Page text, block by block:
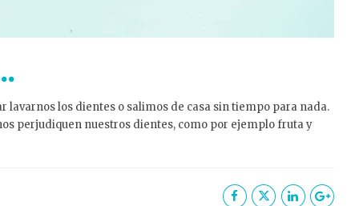
lavarnos los dientes o salimos de casa sin tiempo para nada.
perjudiquen nuestros dientes, como por ejemplo fruta y